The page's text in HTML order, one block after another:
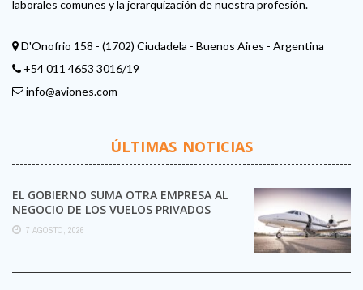
laborales comunes y la jerarquización de nuestra profesión.
D'Onofrio 158 - (1702) Ciudadela - Buenos Aires - Argentina
+54 011 4653 3016/19
info@aviones.com
ÚLTIMAS NOTICIAS
EL GOBIERNO SUMA OTRA EMPRESA AL
NEGOCIO DE LOS VUELOS PRIVADOS
7 AGOSTO, 2026